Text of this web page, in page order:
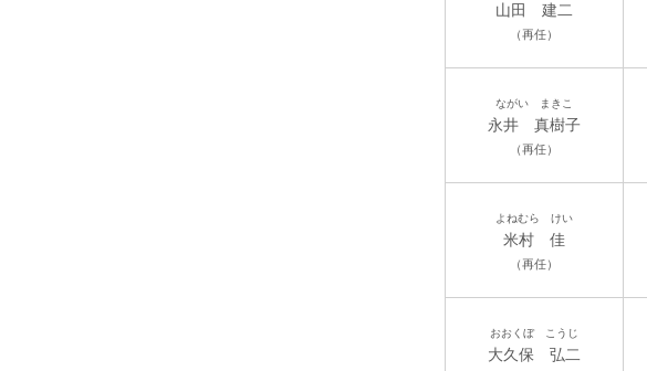
山田 建二
（再任）
ながい まきこ
永井 真樹子
（再任）
よねむら けい
米村 佳
（再任）
おおくぼ こうじ
大久保 弘二